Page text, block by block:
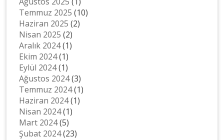
Temmuz 2025 (10)
Haziran 2025 (2)
Nisan 2025 (2)
Aralık 2024(1)
Ekim 2024(1)
Eylül 2024(1)
Ağustos 2024(3)
Temmuz 2024(1)
Haziran 2024(1)
Nisan 2024(1)
Mart 2024(5)
Şubat 2024(23)